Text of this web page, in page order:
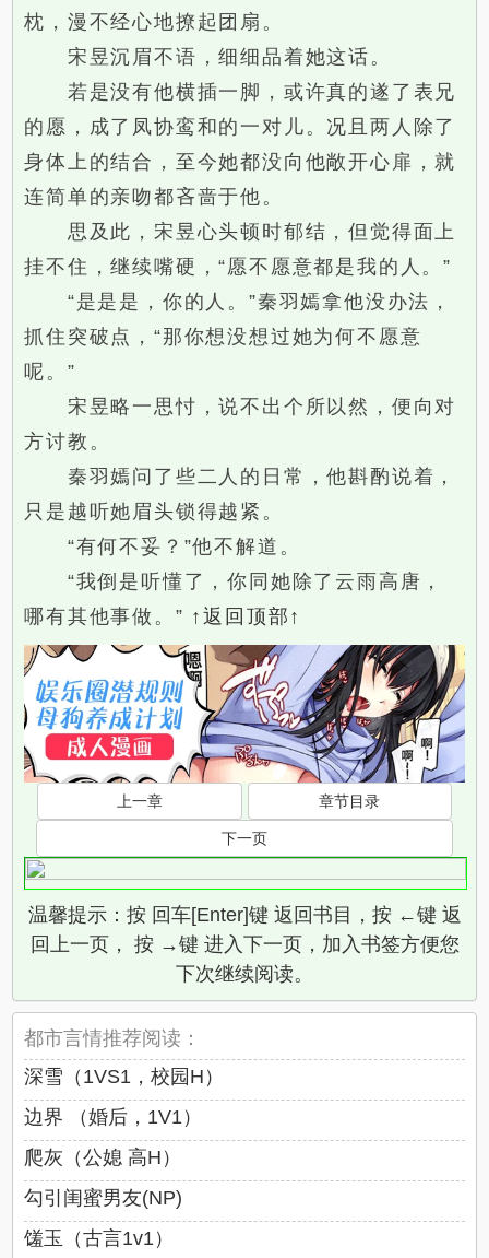
枕，漫不经心地撩起团扇。
宋昱沉眉不语，细细品着她这话。
若是没有他横插一脚，或许真的遂了表兄
的愿，成了凤协鸾和的一对儿。况且两人除了
身体上的结合，至今她都没向他敞开心扉，就
连简单的亲吻都吝啬于他。
思及此，宋昱心头顿时郁结，但觉得面上
挂不住，继续嘴硬，“愿不愿意都是我的人。”
“是是是，你的人。”秦羽嫣拿他没办法，
抓住突破点，“那你想没想过她为何不愿意
呢。”
宋昱略一思忖，说不出个所以然，便向对
方讨教。
秦羽嫣问了些二人的日常，他斟酌说着，
只是越听她眉头锁得越紧。
“有何不妥？”他不解道。
“我倒是听懂了，你同她除了云雨高唐，
哪有其他事做。” ↑返回顶部↑
上一章 章节目录
下一页
温馨提示：按 回车[Enter]键 返回书目，按 ←键 返
回上一页， 按 →键 进入下一页，加入书签方便您
下次继续阅读。
都市言情推荐阅读：
深雪（1VS1，校园H）
边界 （婚后，1V1）
爬灰（公媳 高H）
勾引闺蜜男友(NP)
馐玉（古言1v1）